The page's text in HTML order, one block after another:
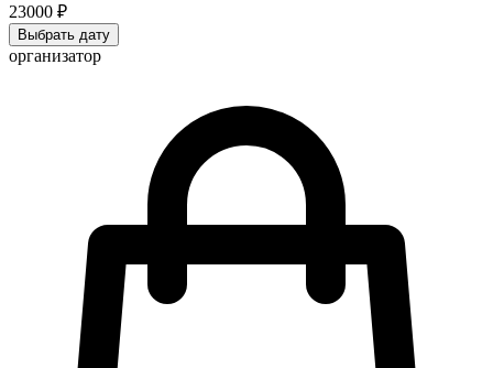
23000 ₽
Выбрать дату
организатор